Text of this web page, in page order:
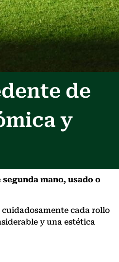
de
y
mano, usado o
cuidadosamente cada rollo
y una estética